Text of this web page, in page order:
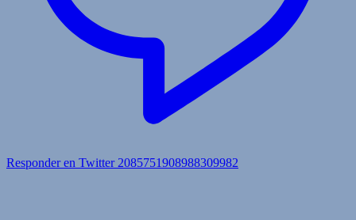
Responder en Twitter 2085751908988309982